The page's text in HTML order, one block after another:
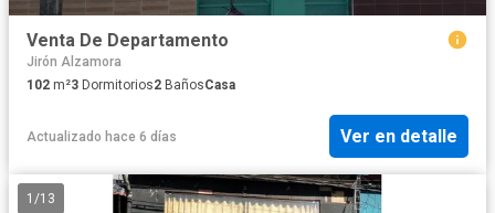
Venta De Departamento
Jirón Alzamora
102 m²3 Dormitorios2 BañosCasa
Actualizado hace 6 días Ver en detalle
1 /13